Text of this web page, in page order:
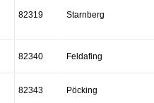
82319 Starnberg
82340 Feldafing
82343 Pöcking